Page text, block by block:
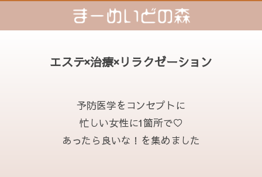
エステ×治療×リラクゼーション
予防医学をコンセプトに
忙しい女性に1箇所で♡
あったら良いな！を集めました